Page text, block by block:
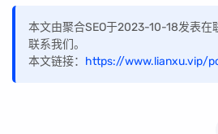
本文由聚合SEO于2023-10-18发表在
联系我们。
本文链接： https://www.lianxu.vip/